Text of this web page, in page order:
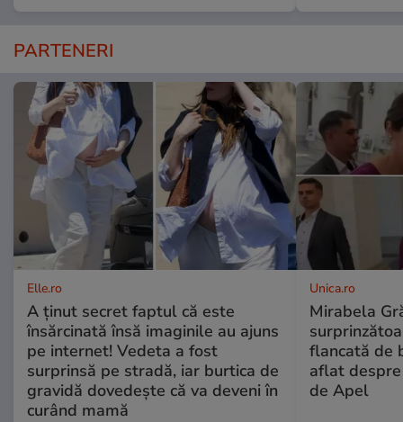
PARTENERI
Elle.ro
A ținut secret faptul că este
însărcinată însă imaginile au ajuns
pe internet! Vedeta a fost
surprinsă pe stradă, iar burtica de
gravidă dovedește că va deveni în
curând mamă
Unica.ro
Mirabela
flancată de
aflat
de Apel